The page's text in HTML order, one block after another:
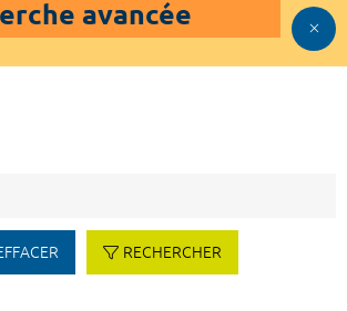
avancée
RECHERCHER